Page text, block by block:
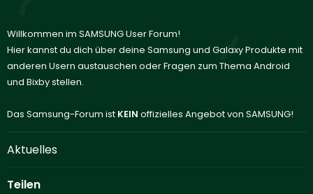
Willkommen im SAMSUNG User Forum!
Hier kannst du dich über deine Samsung und Galaxy Produkte mit
anderen Usern austauschen oder Fragen zum Thema Android
und Bixby stellen.
Das Samsung-Forum ist KEIN offizielles Angebot von SAMSUNG!
Aktuelles
Teilen